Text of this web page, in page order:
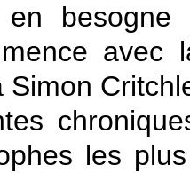
besogne
les